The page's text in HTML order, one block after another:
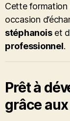
Cette formation
occasion
stéphanoiset
professionnel.
Prêt à
grâce